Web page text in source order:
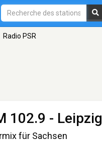
Radio PSR
102.9 - Leipzig
für Sachsen